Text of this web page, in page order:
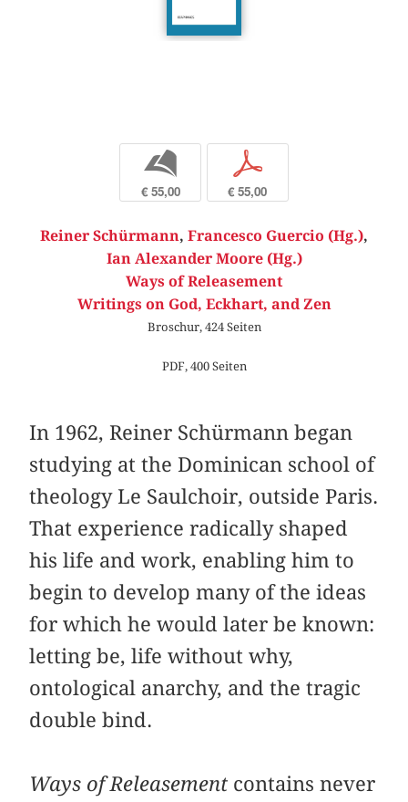
b
€ 55,00
p
€ 55,00
Reiner Schürmann, Francesco Guercio (Hg.),
Ian Alexander Moore (Hg.)
Ways of Releasement
Writings on God, Eckhart, and Zen
Broschur, 424 Seiten
PDF, 400 Seiten
In 1962, Reiner Schürmann began
studying at the Dominican school of
theology Le Saulchoir, outside Paris.
That experience radically shaped
his life and work, enabling him to
begin to develop many of the ideas
for which he would later be known:
letting be, life without why,
ontological anarchy, and the tragic
double bind.
Ways of Releasement contains never